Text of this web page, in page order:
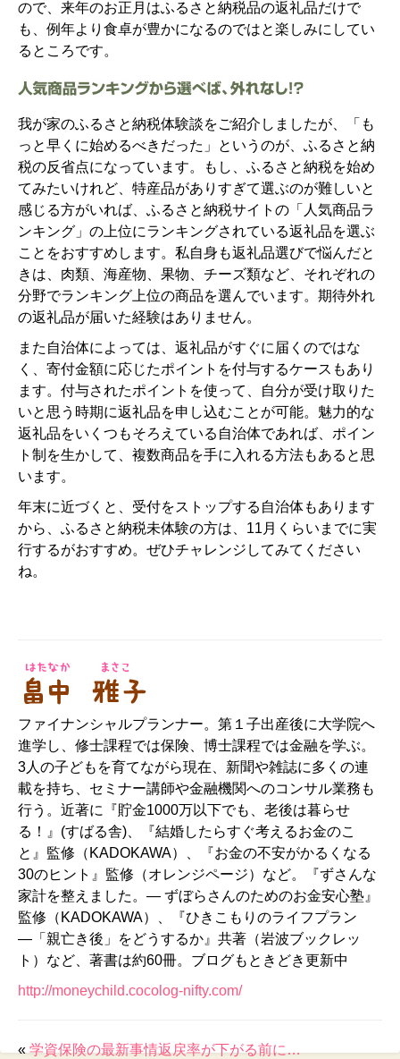
ので、来年のお正月はふるさと納税品の返礼品だけで
も、例年より食卓が豊かになるのではと楽しみにしてい
るところです。
我が家のふるさと納税体験談をご紹介しましたが、「も
っと早くに始めるべきだった」というのが、ふるさと納
税の反省点になっています。もし、ふるさと納税を始め
てみたいけれど、特産品がありすぎて選ぶのが難しいと
感じる方がいれば、ふるさと納税サイトの「人気商品ラ
ンキング」の上位にランキングされている返礼品を選ぶ
ことをおすすめします。私自身も返礼品選びで悩んだと
きは、肉類、海産物、果物、チーズ類など、それぞれの
分野でランキング上位の商品を選んでいます。期待外れ
の返礼品が届いた経験はありません。
また自治体によっては、返礼品がすぐに届くのではな
く、寄付金額に応じたポイントを付与するケースもあり
ます。付与されたポイントを使って、自分が受け取りた
いと思う時期に返礼品を申し込むことが可能。魅力的な
返礼品をいくつもそろえている自治体であれば、ポイン
ト制を生かして、複数商品を手に入れる方法もあると思
います。
年末に近づくと、受付をストップする自治体もあります
から、ふるさと納税未体験の方は、11月くらいまでに実
行するがおすすめ。ぜひチャレンジしてみてください
ね。
ファイナンシャルプランナー。第１子出産後に大学院へ
進学し、修士課程では保険、博士課程では金融を学ぶ。
3人の子どもを育てながら現在、新聞や雑誌に多くの連
載を持ち、セミナー講師や金融機関へのコンサル業務も
行う。近著に『貯金1000万以下でも、老後は暮らせ
る！』(すばる舎)、『結婚したらすぐ考えるお金のこ
と』監修（KADOKAWA）、『お金の不安がかるくなる
30のヒント』監修（オレンジページ）など。『ずさんな
家計を整えました。― ずぼらさんのためのお金安心塾』
監修（KADOKAWA）、『ひきこもりのライフプラン
―「親亡き後」をどうするか』共著（岩波ブックレッ
ト）など、著書は約60冊。ブログもときどき更新中
http://moneychild.cocolog-nifty.com/
«学資保険の最新事情返戻率が下がる前に…